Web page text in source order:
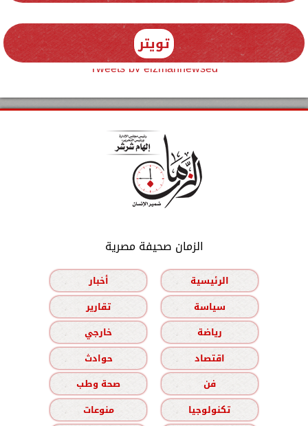
تويتر
Tweets by elzmannewseg
الزمان صحيفة مصرية
الرئيسية
أخبار
سياسة
تقارير
رياضة
خارجي
اقتصاد
حوادث
فن
صحة وطب
تكنولوجيا
منوعات